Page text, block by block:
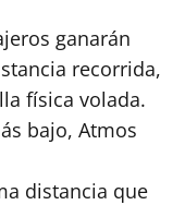
ganarán
recorrida,
física volada.
bajo, Atmos
distancia que